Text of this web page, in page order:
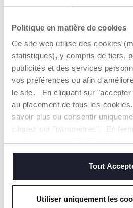
Politique en matière de cookies
Ce site web utilise des cookies
statistiques), y compris de tiers,
publicités et des services
vos préférences ou afin
le site. En cliquant sur "accepter
au placement de tous les
savoir plus ou consentir
cliquez sur "paramètres". En
techniques, qui sont essentiels
Tout
Utiliser uniquement les
8,99 € 9,99